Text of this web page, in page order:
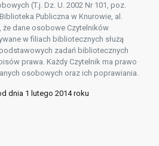
(T.j. Dz. U. 2002 Nr 101, poz.
Publiczna w Knurowie, al.
że dane osobowe Czytelników
w filiach bibliotecznych służą
zadań bibliotecznych
prawa. Każdy Czytelnik ma prawo
osobowych oraz ich poprawiania.
dnia 1 lutego 2014 roku